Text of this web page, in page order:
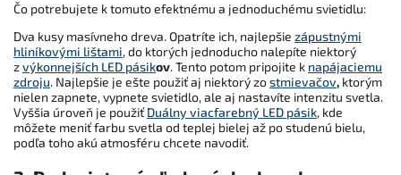
Čo potrebujete k tomuto efektnému a jednoduchému svietidlu:
Dva kusy masívneho dreva. Opatríte ich, najlepšie zápustnými
hliníkovými lištami, do ktorých jednoducho nalepíte niektorý
zvýkonnejších LED pásikov. Tento potom pripojite k napájaciemu
zdroju. Najlepšie je ešte použiť aj niektorý zostmievačov, ktorým
nielen zapnete, vypnete svietidlo, ale aj nastavíte intenzitu svetla.
Vyššia úroveň je použiť Duálny viacfarebný LED pásik, kde
môžete meniť farbu svetla od teplej bielej až po studenú bielu,
podľa toho akú atmosféru chcete navodiť.